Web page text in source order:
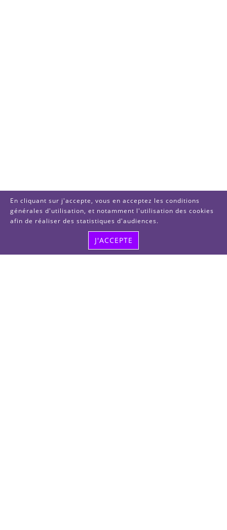
En cliquant sur j'accepte, vous en acceptez les conditions
générales d'utilisation, et notamment l'utilisation des cookies
afin de réaliser des statistiques d'audiences.
J'ACCEPTE